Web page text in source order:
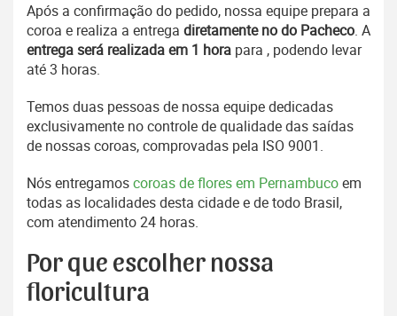
Após a confirmação do pedido, nossa equipe prepara a
coroa e realiza a entrega diretamente no do Pacheco. A
entrega será realizada em 1 hora para , podendo levar
até 3 horas.
Temos duas pessoas de nossa equipe dedicadas
exclusivamente no controle de qualidade das saídas
de nossas coroas, comprovadas pela ISO 9001.
Nós entregamoscoroas de flores em Pernambucoem
todas as localidades desta cidade e de todo Brasil,
com atendimento 24 horas.
Por que escolher nossa
floricultura